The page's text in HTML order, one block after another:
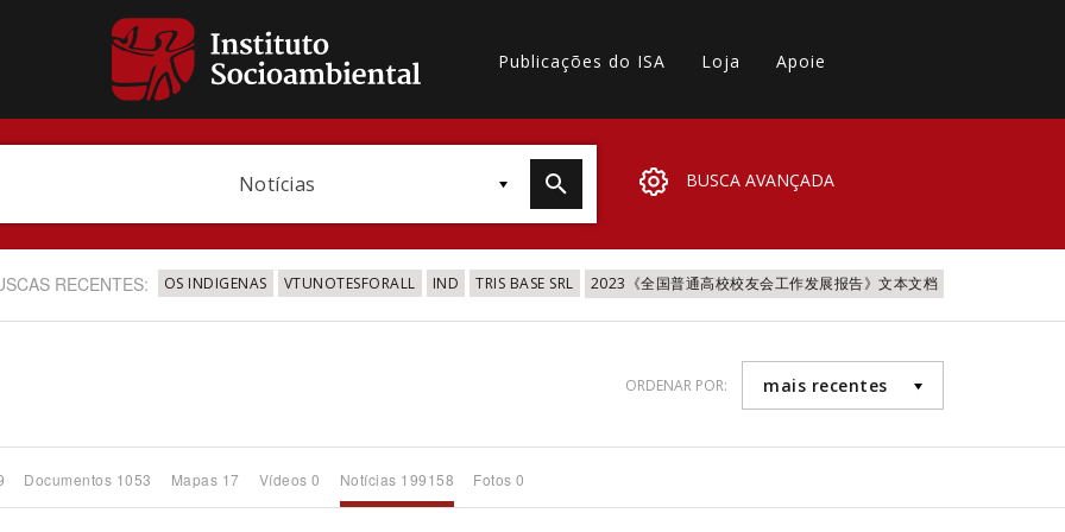
Publicações do ISA Loja Apoie
Notícias BUSCA AVANÇADA
RECENTES: OS INDIGENAS VTUNOTESFORALL IND TRIS BASE SRL 2023《全国普通高校校友会工作发展报告》文本文档
ORDENAR POR: mais recentes
Documentos 1053 Mapas 17 Vídeos 0 Notícias 199158 Fotos 0